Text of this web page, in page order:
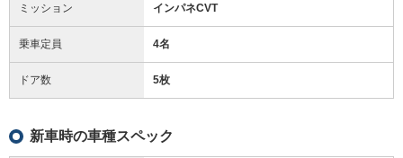
ミッション インパネCVT
乗車定員 4名
ドア数 5枚
新車時の車種スペック